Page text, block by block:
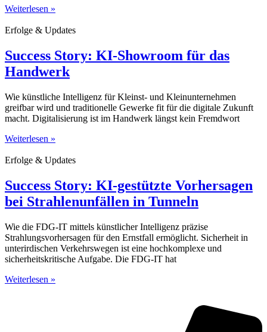
Weiterlesen »
Erfolge & Updates
Success Story: KI-Showroom für das
Handwerk
Wie künstliche Intelligenz für Kleinst- und Kleinunternehmen
greifbar wird und traditionelle Gewerke fit für die digitale Zukunft
macht. Digitalisierung ist im Handwerk längst kein Fremdwort
Weiterlesen »
Erfolge & Updates
Success Story: KI-gestützte Vorhersagen
bei Strahlenunfällen in Tunneln
Wie die FDG-IT mittels künstlicher Intelligenz präzise
Strahlungsvorhersagen für den Ernstfall ermöglicht. Sicherheit in
unterirdischen Verkehrswegen ist eine hochkomplexe und
sicherheitskritische Aufgabe. Die FDG-IT hat
Weiterlesen »